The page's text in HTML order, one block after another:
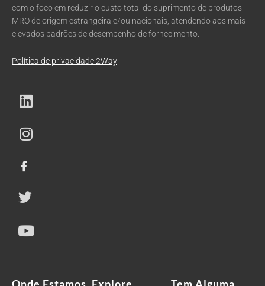
com o foco em reduzir o custo total do suprimento de produtos
MRO de origem estrangeira e/ou nacionais, atendendo aos mais
elevados padrões de desempenho de fornecimento.
Política de privacidade 2Way